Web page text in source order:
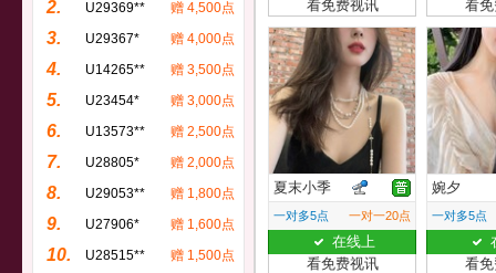
2. U29369** 赠 4,500点
3. U29367* 赠 4,000点
4. U14265** 赠 3,500点
5. U23454* 赠 3,000点
6. U13573** 赠 2,500点
7. U28805* 赠 2,000点
8. U29053** 赠 1,800点
9. U27906* 赠 1,600点
10. U28515** 赠 1,500点
看免费视讯
看
夏末小季
一对多5点 一对一20点
在线上
看免费视讯
婉夕
一对多5点
看